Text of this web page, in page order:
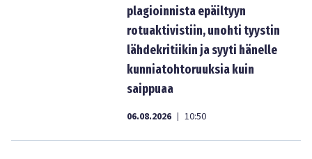
plagioinnista epäiltyyn
rotuaktivistiin, unohti tyystin
lähdekritiikin ja syyti hänelle
kunniatohtoruuksia kuin
saippuaa
06.08.2026 | 10:50